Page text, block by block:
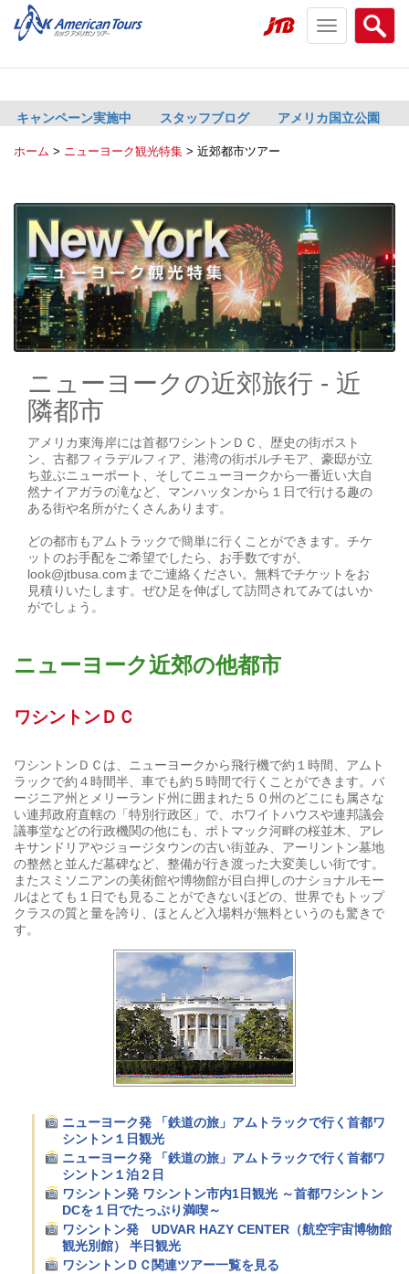
Toggle
navigation
キャンペーン実施中 スタッフブログ アメリカ国立公園
ホーム > ニューヨーク観光特集 > 近郊都市ツアー
ニューヨークの近郊旅行 - 近
隣都市
アメリカ東海岸には首都ワシントンＤＣ、歴史の街ボスト
ン、古都フィラデルフィア、港湾の街ボルチモア、豪邸が立
ち並ぶニューポート、そしてニューヨークから一番近い大自
然ナイアガラの滝など、マンハッタンから１日で行ける趣の
ある街や名所がたくさんあります。
どの都市もアムトラックで簡単に行くことができます。チケ
ットのお手配をご希望でしたら、お手数ですが、
look@jtbusa.comまでご連絡ください。無料でチケットをお
見積りいたします。ぜひ足を伸ばして訪問されてみてはいか
がでしょう。
ニューヨーク近郊の他都市
ワシントンＤＣ
ワシントンＤＣは、ニューヨークから飛行機で約１時間、アムト
ラックで約４時間半、車でも約５時間で行くことができます。バ
ージニア州とメリーランド州に囲まれた５０州のどこにも属さな
い連邦政府直轄の「特別行政区」で、ホワイトハウスや連邦議会
議事堂などの行政機関の他にも、ポトマック河畔の桜並木、アレ
キサンドリアやジョージタウンの古い街並み、アーリントン墓地
の整然と並んだ墓碑など、整備が行き渡った大変美しい街です。
またスミソニアンの美術館や博物館が目白押しのナショナルモー
ルはとても１日でも見ることができないほどの、世界でもトップ
クラスの質と量を誇り、ほとんど入場料が無料というのも驚きで
す。
ニューヨーク発 「鉄道の旅」アムトラックで行く首都ワ
シントン１日観光
ニューヨーク発 「鉄道の旅」アムトラックで行く首都ワ
シントン１泊２日
ワシントン発 ワシントン市内1日観光 ～首都ワシントン
DCを１日でたっぷり満喫～
ワシントン発 UDVAR HAZY CENTER（航空宇宙博物館
観光別館） 半日観光
ワシントンＤＣ関連ツアー一覧を見る